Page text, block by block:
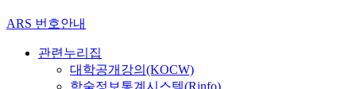
ARS 번호안내
관련누리집
대학공개강의(KOCW)